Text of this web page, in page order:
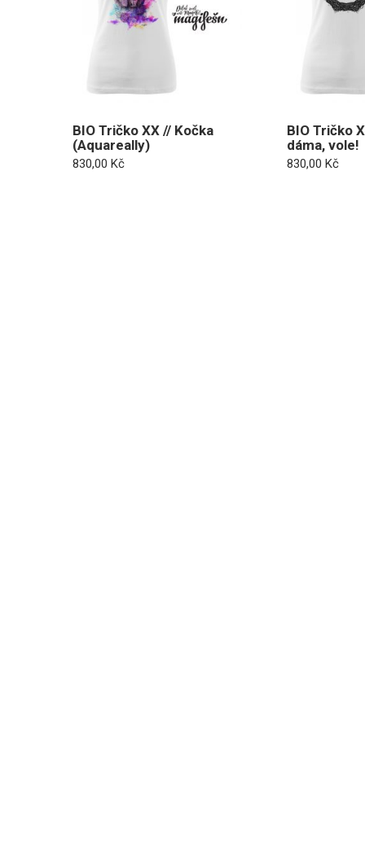
BIO Tričko XX // Kočka
(Aquareally)
830,00 Kč
BIO Tričko
dáma, vole!
830,00 Kč